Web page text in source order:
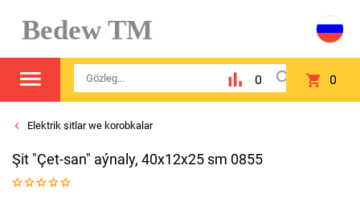
Bedew TM
0 0
Elektrik şitlar we korobkalar
Şit "Çet-san" aýnaly, 40x12x25 sm 0855